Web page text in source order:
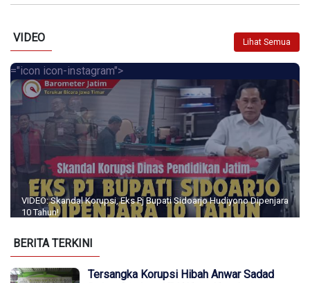
VIDEO Lihat Semua
="icon icon-instagram">
VIDEO: Skandal Korupsi, Eks Pj Bupati Sidoarjo Hudiyono Dipenjara
10 Tahun!
BERITA TERKINI
Tersangka Korupsi Hibah Anwar Sadad